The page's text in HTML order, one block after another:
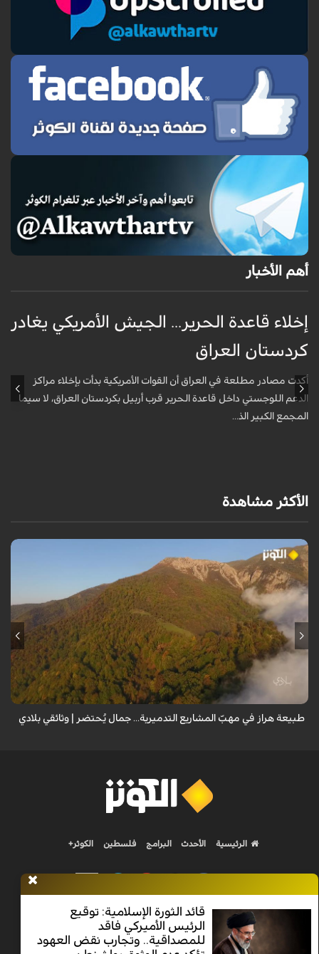
أهم الأخبار
إخلاء قاعدة الحرير... الجيش الأمريكي يغادر
كردستان العراق
أكدت مصادر مطلعة في العراق أن القوات الأمريكية بدأت بإخلاء مراكز
الدعم اللوجستي داخل قاعدة الحرير قرب أربيل بكردستان العراق، لا سيما
المجمع الكبير الذ...
الأكثر مشاهدة
من قلب طبيعة هراز التي كانت يوماً من أجمل الموائل الطبيعية في إيران، يحذر
المعد من كارثة بيئية: "وحش الأعمال والمشاريع التدميرية تنهش بجسم
طبيعة هراز في مهبّ المشاريع التدميرية... جمال يُحتضر | وثائقي بلادي
قائد الثورة الإسلامية: توقيع
الرئيس الأميركي فاقد
للمصداقية.. وتجارب نقض العهود
الرئيسية الأحدث البرامج فلسطين الكوثر+
Nilesat 11900 V | Badr 8 11747 V | Badr5 12284 V